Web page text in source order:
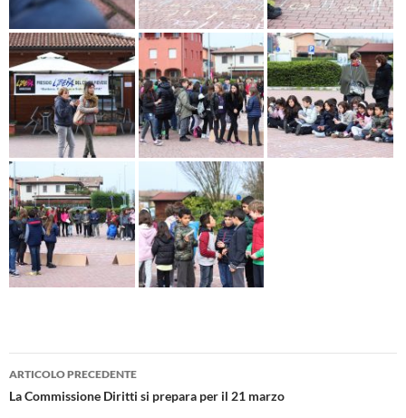
Navigazione
articolo
ARTICOLO PRECEDENTE
La Commissione Diritti si prepara per il 21 marzo